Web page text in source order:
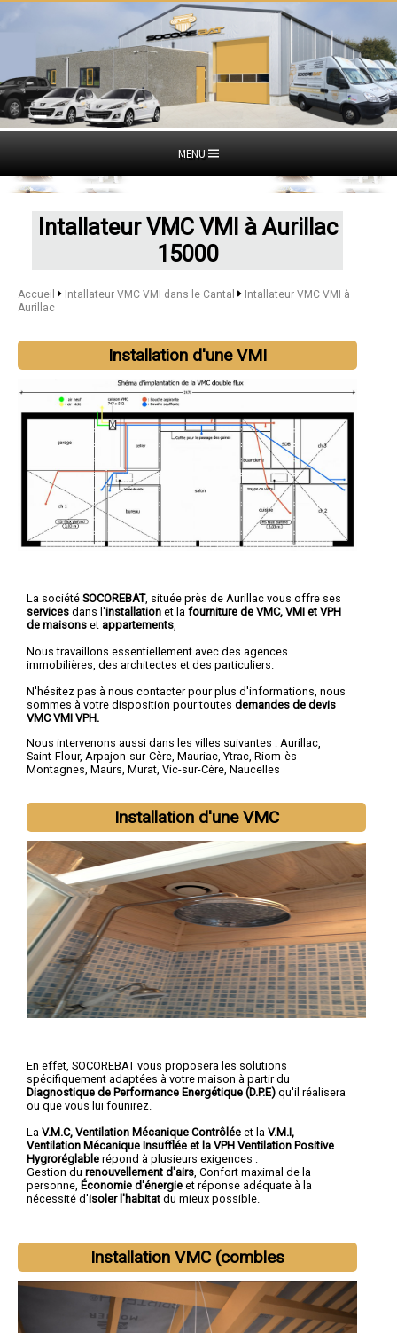
MENU
Intallateur VMC VMI à Aurillac
15000
Accueil Intallateur VMC VMI dans le Cantal
Intallateur VMC VMI à
Aurillac
Installation d'une VMI
La société SOCOREBAT, située près de Aurillac vous offre ses
services dans l'installation et la fourniture de VMC, VMI et VPH
de maisons et appartements,
Nous travaillons essentiellement avec des agences
immobilières, des architectes et des particuliers.
N'hésitez pas à nous contacter pour plus d'informations, nous
sommes à votre disposition pour toutes demandes de devis
VMC VMI VPH.
Nous intervenons aussi dans les villes suivantes : Aurillac
Saint-Flour, Arpajon-sur-Cère Mauriac Ytrac Riom-ès-
Montagnes Maurs Murat Vic-sur-Cère Naucelles
Installation d'une VMC
En effet, SOCOREBAT vous proposera les solutions
spécifiquement adaptées à votre maison à partir du
Diagnostique de Performance Energétique (D.P.E) qu'il réalisera
ou que vous lui founirez.
La V.M.C, Ventilation Mécanique Contrôlée et la V.M.I,
Ventilation Mécanique Insufflée et la VPH Ventilation Positive
Hygroréglable répond à plusieurs exigences :
Gestion du renouvellement d'airs , Confort maximal de la
personne, Économie d'énergie et réponse adéquate à la
nécessité d'isoler l'habitat du mieux possible.
Installation VMC (combles